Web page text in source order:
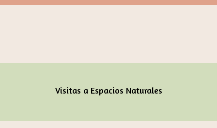
Visitas a Espacios Naturales